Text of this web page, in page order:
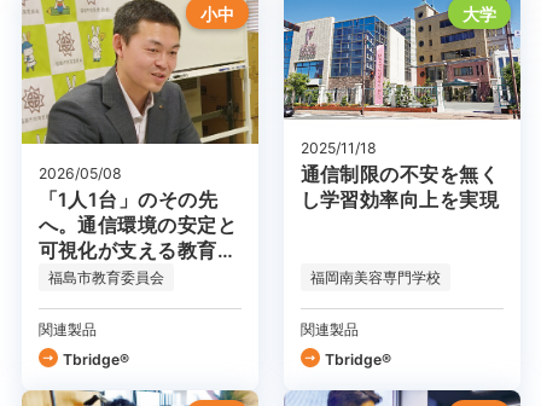
小中
2026/05/08
「1人1台」のその先
へ。通信環境の安定と
可視化が支える教育
DX
福島市教育委員会
関連製品
Tbridge®
大学
2025/11/18
通信制限の不安を無く
し学習効率向上を実現
福岡南美容専門学校
関連製品
Tbridge®